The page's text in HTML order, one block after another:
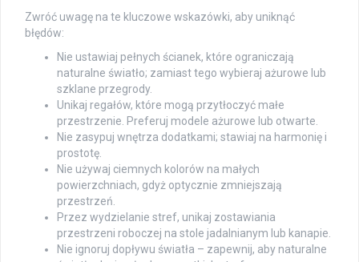
Zwróć uwagę na te kluczowe wskazówki, aby uniknąć
błędów:
Nie ustawiaj pełnych ścianek, które ograniczają
naturalne światło; zamiast tego wybieraj ażurowe lub
szklane przegrody.
Unikaj regałów, które mogą przytłoczyć małe
przestrzenie. Preferuj modele ażurowe lub otwarte.
Nie zasypuj wnętrza dodatkami; stawiaj na harmonię i
prostotę.
Nie używaj ciemnych kolorów na małych
powierzchniach, gdyż optycznie zmniejszają
przestrzeń.
Przez wydzielanie stref, unikaj zostawiania
przestrzeni roboczej na stole jadalnianym lub kanapie.
Nie ignoruj dopływu światła – zapewnij, aby naturalne